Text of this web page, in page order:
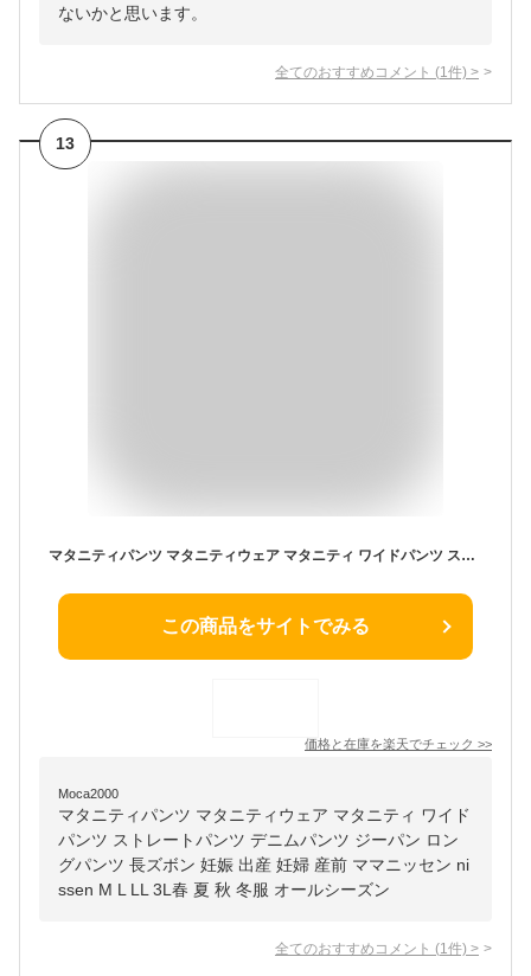
ないかと思います。
全てのおすすめコメント (1 件) >
13
マタニティパンツ マタニティウェア マタニティ ワイドパンツ ストレートパンツ デニムパンツ ジーパン ロングパンツ 長ズボン 妊娠 出産 妊婦 産前 ママニッセン nissen M L LL 3L春 夏 秋 冬服 オールシーズン
この商品をサイトでみる
価格と在庫を楽天でチェック >>
Moca2000
マタニティパンツ マタニティウェア マタニティ ワイド
パンツ ストレートパンツ デニムパンツ ジーパン ロン
グパンツ 長ズボン 妊娠 出産 妊婦 産前 ママニッセン ni
ssen M L LL 3L春 夏 秋 冬服 オールシーズン
全てのおすすめコメント (1 件) >